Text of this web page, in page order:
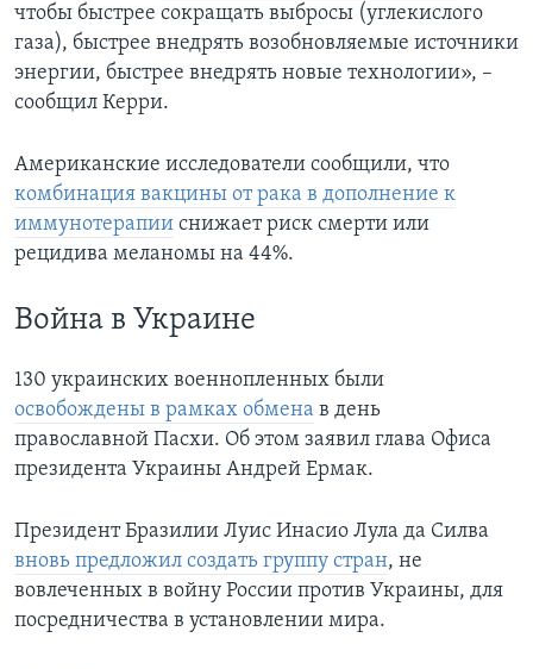
чтобы быстрее сокращать выбросы (углекислого
газа), быстрее внедрять возобновляемые источники
энергии, быстрее внедрять новые технологии», –
сообщил Керри.
Американские исследователи сообщили, что
комбинация вакцины от рака в дополнение к
иммунотерапии снижает риск смерти или
рецидива меланомы на 44%.
Война в Украине
130 украинских военнопленных были
освобождены в рамках обмена в день
православной Пасхи. Об этом заявил глава Офиса
президента Украины Андрей Ермак.
Президент Бразилии Луис Инасио Лула да Силва
вновь предложил создать группу стран, не
вовлеченных в войну России против Украины, для
посредничества в установлении мира.